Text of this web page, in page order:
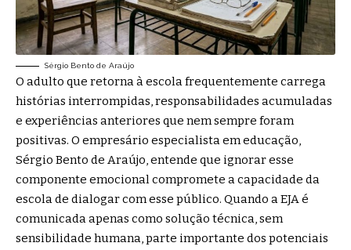
Sérgio Bento de Araújo
O adulto que retorna à escola frequentemente carrega
histórias interrompidas, responsabilidades acumuladas
e experiências anteriores que nem sempre foram
positivas. O empresário especialista em educação,
Sérgio Bento de Araújo, entende que ignorar esse
componente emocional compromete a capacidade da
escola de dialogar com esse público. Quando a EJA é
comunicada apenas como solução técnica, sem
sensibilidade humana, parte importante dos potenciais